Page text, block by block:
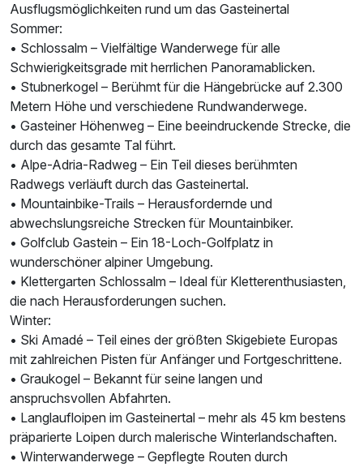
Ausflugsmöglichkeiten rund um das Gasteinertal
Sommer:
• Schlossalm – Vielfältige Wanderwege für alle
Schwierigkeitsgrade mit herrlichen Panoramablicken.
• Stubnerkogel – Berühmt für die Hängebrücke auf 2.300
Metern Höhe und verschiedene Rundwanderwege.
• Gasteiner Höhenweg – Eine beeindruckende Strecke, die
durch das gesamte Tal führt.
• Alpe-Adria-Radweg – Ein Teil dieses berühmten
Radwegs verläuft durch das Gasteinertal.
• Mountainbike-Trails – Herausfordernde und
abwechslungsreiche Strecken für Mountainbiker.
• Golfclub Gastein – Ein 18-Loch-Golfplatz in
wunderschöner alpiner Umgebung.
• Klettergarten Schlossalm – Ideal für Kletterenthusiasten,
die nach Herausforderungen suchen.
Winter:
• Ski Amadé – Teil eines der größten Skigebiete Europas
mit zahlreichen Pisten für Anfänger und Fortgeschrittene.
• Graukogel – Bekannt für seine langen und
anspruchsvollen Abfahrten.
• Langlaufloipen im Gasteinertal – mehr als 45 km bestens
präparierte Loipen durch malerische Winterlandschaften.
• Winterwanderwege – Gepflegte Routen durch